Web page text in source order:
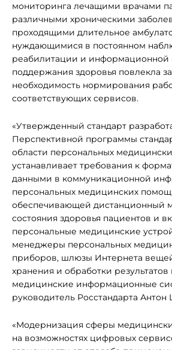
мониторинга лечащими врачами
различными хроническими
проходящими длительное
нуждающимися в постоянном
реабилитации и информационной
поддержания здоровья повлекла
необходимость нормирования
соответствующих сервисов.
«Утвержденный стандарт
Перспективной программы
области персональных
устанавливает требования к
данными в коммуникационной
персональных медицинских
обеспечивающей дистанционный
состояния здоровья пациентов и
персональные медицинские
менеджеры персональных
приборов, шлюзы Интернета
хранения и обработки
медицинские информационные
руководитель Росстандарта Антон
«Модернизация сферы
на возможностях цифровых